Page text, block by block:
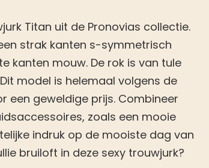
Titan uit de Pronovias collectie.
strak kanten s-symmetrisch
kanten mouw. De rok is van tule
model is helemaal volgens de
een geweldige prijs. Combineer
zoals een mooie
indruk op de mooiste dag van
bruiloft in deze sexy trouwjurk?